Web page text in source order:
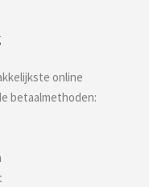
online
betaalmethoden: